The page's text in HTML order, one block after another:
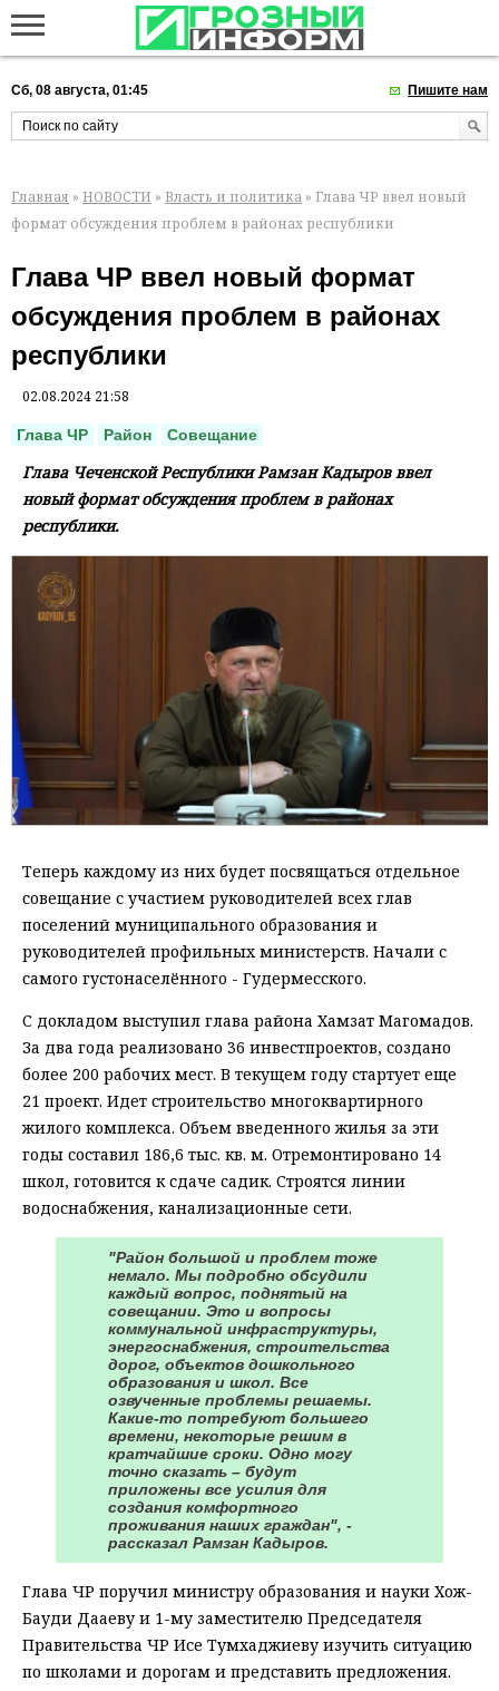
Сб, 08 августа, 01:45 Пишите нам
Главная » НОВОСТИ » Власть и политика » Глава ЧР ввел новый
формат обсуждения проблем в районах республики
Глава ЧР ввел новый формат
обсуждения проблем в районах
республики
02.08.2024 21:58
Глава ЧР Район Совещание
Глава Чеченской Республики Рамзан Кадыров ввел
новый формат обсуждения проблем в районах
республики.
Теперь каждому из них будет посвящаться отдельное
совещание с участием руководителей всех глав
поселений муниципального образования и
руководителей профильных министерств. Начали с
самого густонаселённого - Гудермесского.
С докладом выступил глава района Хамзат Магомадов.
За два года реализовано 36 инвестпроектов, создано
более 200 рабочих мест. В текущем году стартует еще
21 проект. Идет строительство многоквартирного
жилого комплекса. Объем введенного жилья за эти
годы составил 186,6 тыс. кв. м. Отремонтировано 14
школ, готовится к сдаче садик. Строятся линии
водоснабжения, канализационные сети.
"Район большой и проблем тоже
немало. Мы подробно обсудили
каждый вопрос, поднятый на
совещании. Это и вопросы
коммунальной инфраструктуры,
энергоснабжения, строительства
дорог, объектов дошкольного
образования и школ. Все
озвученные проблемы решаемы.
Какие-то потребуют большего
времени, некоторые решим в
кратчайшие сроки. Одно могу
точно сказать – будут
приложены все усилия для
создания комфортного
проживания наших граждан", -
рассказал Рамзан Кадыров.
Глава ЧР поручил министру образования и науки Хож-
Бауди Дааеву и 1-му заместителю Председателя
Правительства ЧР Исе Тумхаджиеву изучить ситуацию
по школами и дорогам и представить предложения.